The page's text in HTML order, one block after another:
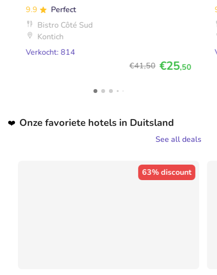
9.9
Perfect
Bistro Côté Sud
Kontich
Verkocht: 814
€41,50 €25,50
❤️ Onze favoriete hotels in Duitsland
See all deals
63% discount